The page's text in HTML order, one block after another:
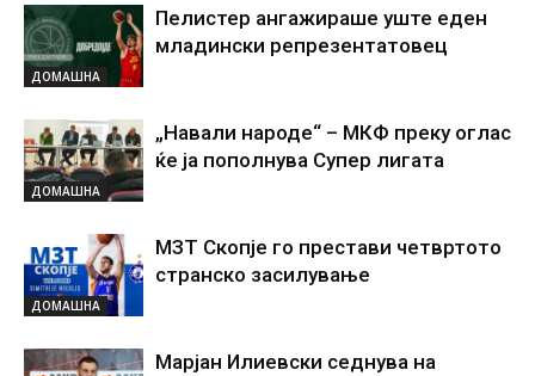
ДОМАШНА
Пелистер ангажираше уште еден
младински репрезентатовец
ДОМАШНА
„Навали народе“ – МКФ преку оглас
ќе ја пополнува Супер лигата
ДОМАШНА
МЗТ Скопје го престави четвртото
странско засилување
Марјан Илиевски седнува на